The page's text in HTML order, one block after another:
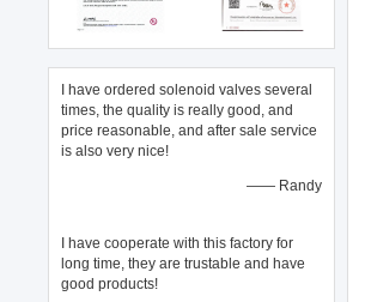
I have ordered solenoid valves several
times, the quality is really good, and
price reasonable, and after sale service
is also very nice!
—— Randy
I have cooperate with this factory for
long time, they are trustable and have
good products!